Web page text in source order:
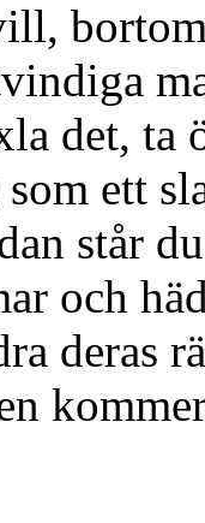
det, ta
ett
står
och
deras